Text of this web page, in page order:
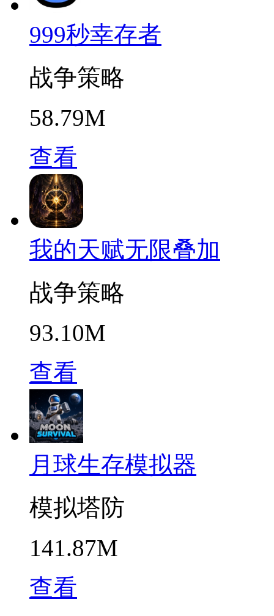
999秒幸存者
战争策略
58.79M
查看
我的天赋无限叠加
战争策略
93.10M
查看
月球生存模拟器
模拟塔防
141.87M
查看